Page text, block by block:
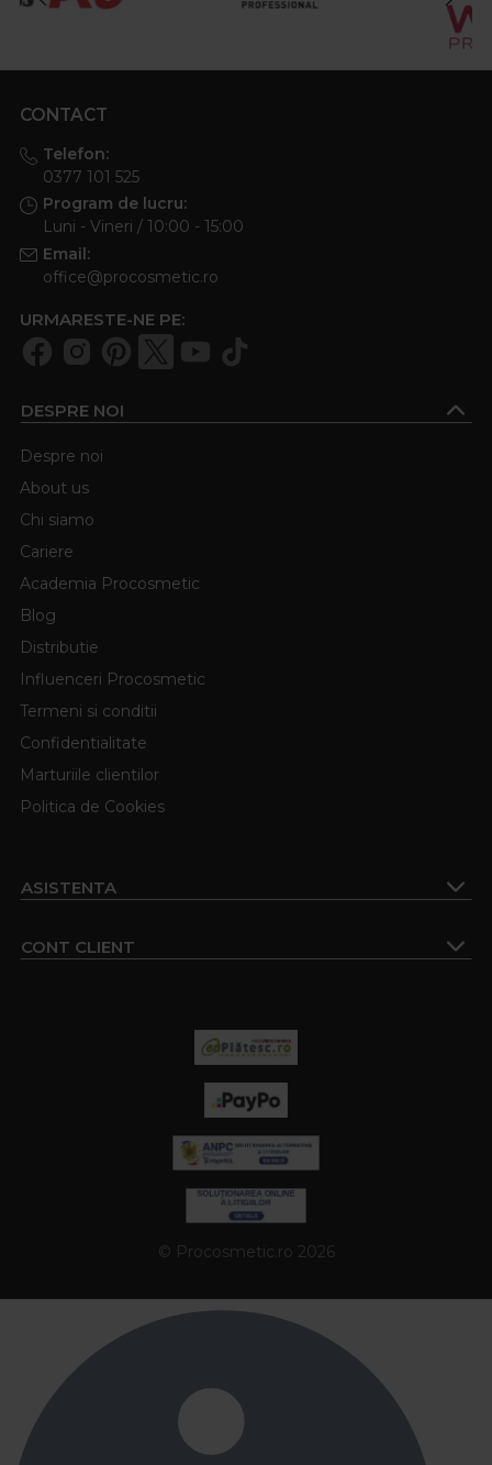
CONTACT
Telefon:
0377 101 525
Program de lucru:
Luni - Vineri / 10:00 - 15:00
Email:
office@procosmetic.ro
URMARESTE-NE PE:
DESPRE NOI
Despre noi
About us
Chi siamo
Cariere
Academia Procosmetic
Blog
Distributie
Influenceri Procosmetic
Termeni si conditii
Confidentialitate
Marturiile clientilor
Politica de Cookies
ASISTENTA
CONT CLIENT
© Procosmetic.ro 2026